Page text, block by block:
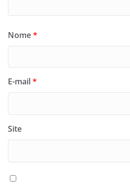
Nome*
E-mail*
Site